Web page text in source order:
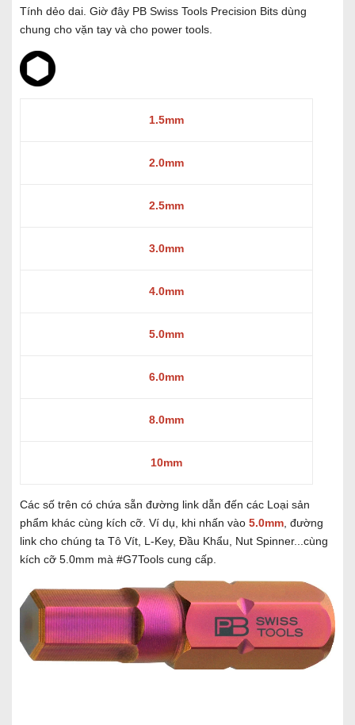
Tính dẻo dai. Giờ đây PB Swiss Tools Precision Bits dùng
chung cho vặn tay và cho power tools.
1.5mm
2.0mm
2.5mm
3.0mm
4.0mm
5.0mm
6.0mm
8.0mm
10mm
Các số trên có chứa sẵn đường link dẫn đến các Loại sản
phẩm khác cùng kích cỡ. Ví dụ, khi nhấn vào 5.0mm , đường
link cho chúng ta Tô Vít, L-Key, Đầu Khẩu, Nut Spinner...cùng
kích cỡ 5.0mm mà #G7Tools cung cấp.